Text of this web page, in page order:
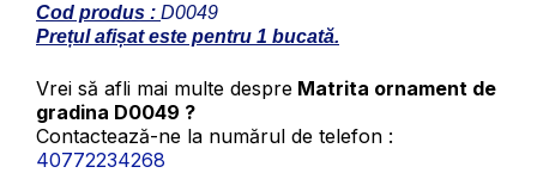
Cod produs : D0049
Prețul afișat este pentru 1 bucată.
Vrei să afli mai multe despre Matrita ornament de
gradina D0049 ?
Contactează-ne la numărul de telefon :
40772234268